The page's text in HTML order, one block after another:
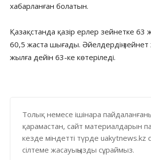
хабарланған болатын.
Қазақстанда қазір ерлер зейнетке 63
60,5 жаста шығады. Әйелдердің
жылға дейін 63-ке көтеріледі.
Толық немесе ішінара
қарамастан, сайт материалдарын
кезде міндетті түрде uakytnews.kz
сілтеме жасауыңызды сұраймыз.